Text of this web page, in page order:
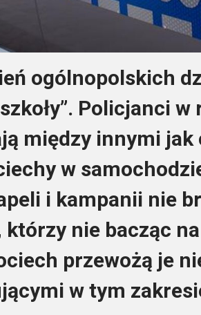
ogólnopolskich
Policjanci
między innymi
w
i kampanii nie
którzy nie bacząc
przewożą je
w tym